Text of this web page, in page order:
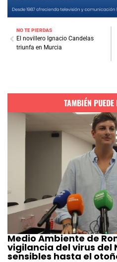
NO TE PIERDAS
El novillero Ignacio Candelas
triunfa en Murcia
TAMBIÉN PUEDE
Medio Ambiente de
vigilancia del virus del
sensibles hasta el